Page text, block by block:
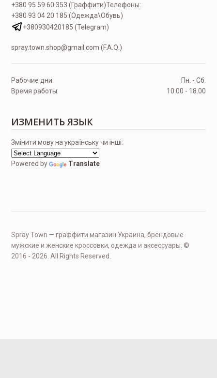
Телефоны:
+380 95 59 60 353 (Граффити)
+380 93 04 20 185 (Одежда\Обувь)
+380930420185 (Telegram)
spray.town.shop@gmail.com (F.A.Q.)
Рабочие дни:
Пн. - Сб.
Время работы:
10.00 - 18.00
ИЗМЕНИТЬ ЯЗЫК
Змінити мову на українську чи інші:
Powered by Translate
Spray Town — граффити магазин Украина, брендовые
мужские и женские кроссовки, одежда и аксессуары. ©
2016 - 2026. All Rights Reserved.